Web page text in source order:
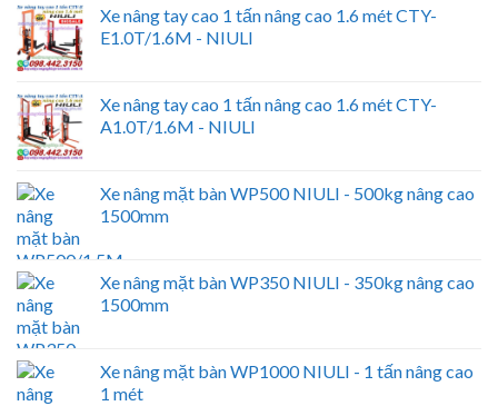
Xe nâng tay cao 1 tấn nâng cao 1.6 mét CTY-
E1.0T/1.6M - NIULI
Xe nâng tay cao 1 tấn nâng cao 1.6 mét CTY-
A1.0T/1.6M - NIULI
Xe nâng mặt bàn WP500 NIULI - 500kg nâng cao
1500mm
Xe nâng mặt bàn WP350 NIULI - 350kg nâng cao
1500mm
Xe nâng mặt bàn WP1000 NIULI - 1 tấn nâng cao
1 mét